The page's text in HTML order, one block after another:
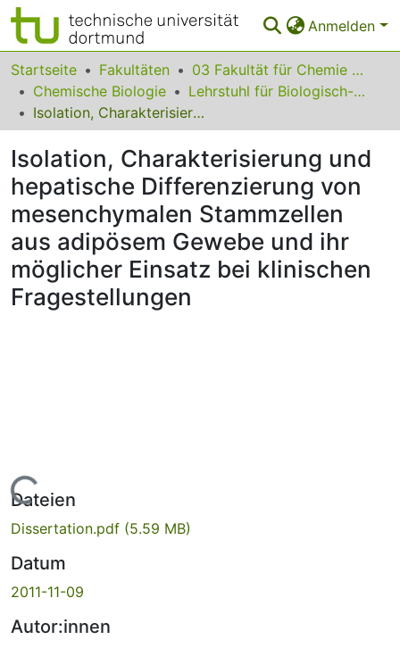
Anmelden
Bereiche & Sammlungen
Das gesamte Repositorium
FAQ
Leitlinien
Zurück zur Startseite
Startseite Fakultäten
03 Fakultät für Chemie und Chemische Biologie
Chemische Biologie
Lehrstuhl für Biologisch-Chemische Mikrostrukturtechnik
Isolation, Charakterisierung und hepatische Differenzierung von mesenchymalen Stammzellen aus adipösem Gewebe und ihr möglicher Einsatz bei klinischen Fragestellungen
Isolation, Charakterisierung und
hepatische Differenzierung von
mesenchymalen Stammzellen
aus adipösem Gewebe und ihr
möglicher Einsatz bei klinischen
Fragestellungen
Dateien
Dissertation.pdf (5.59 MB)
Datum
2011-11-09
Autor:innen